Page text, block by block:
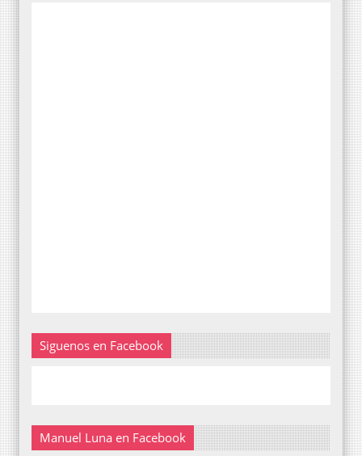
Siguenos en Facebook
Manuel Luna en Facebook